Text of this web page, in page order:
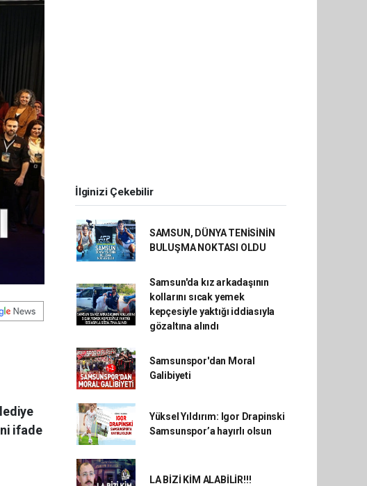
ifade
İlginizi Çekebilir
SAMSUN, DÜNYA TENİSİNİN
BULUŞMA NOKTASI OLDU
Samsun'da kız arkadaşının
kollarını sıcak yemek
kepçesiyle yaktığı iddiasıyla
gözaltına alındı
Samsunspor'dan Moral
Galibiyeti
Yüksel Yıldırım: Igor Drapinski
Samsunspor’a hayırlı olsun
LA BİZİ KİM ALABİLİR!!!